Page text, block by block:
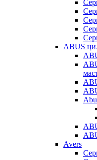
ABUS
Avers